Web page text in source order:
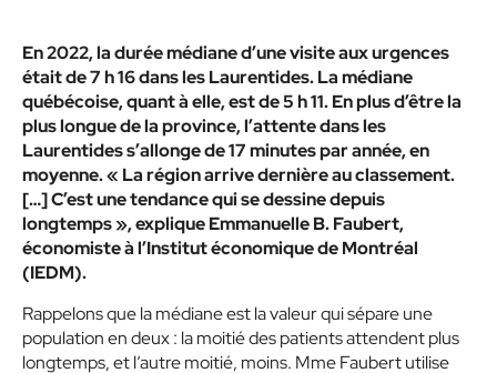
En 2022, la durée médiane d’une visite aux urgences
était de 7 h 16 dans les Laurentides. La médiane
québécoise, quant à elle, est de 5 h 11. En plus d’être la
plus longue de la province, l’attente dans les
Laurentides s’allonge de 17 minutes par année, en
moyenne. « La région arrive dernière au classement.
[…] C’est une tendance qui se dessine depuis
longtemps », explique Emmanuelle B. Faubert,
économiste à l’Institut économique de Montréal
(IEDM).
Rappelons que la médiane est la valeur qui sépare une
population en deux : la moitié des patients attendent plus
longtemps, et l’autre moitié, moins. Mme Faubert utilise